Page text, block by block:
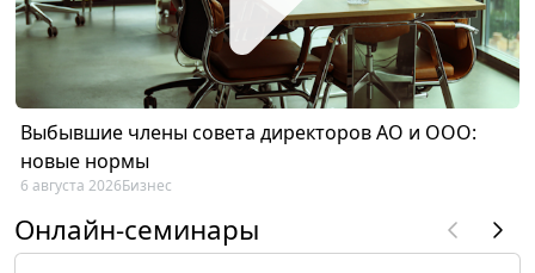
Выбывшие члены совета директоров АО и ООО:
новые нормы
6 августа 2026Бизнес
Онлайн-семинары